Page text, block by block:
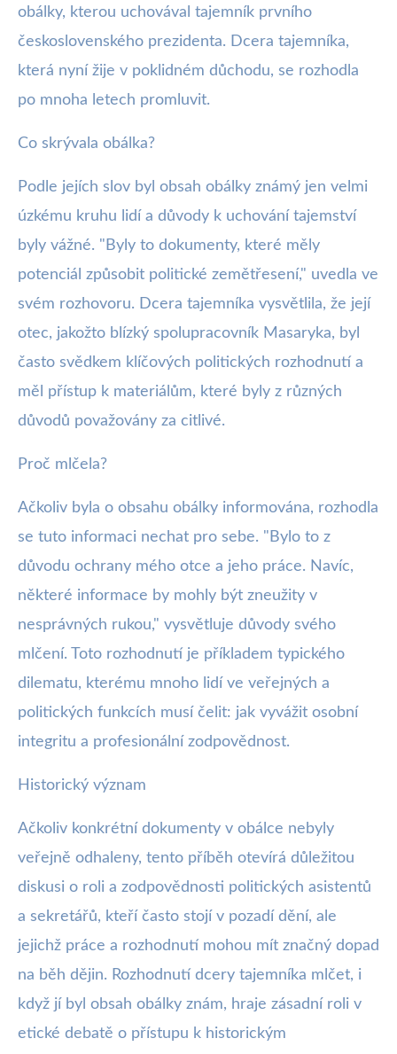
obálky, kterou uchovával tajemník prvního
československého prezidenta. Dcera tajemníka,
která nyní žije v poklidném důchodu, se rozhodla
po mnoha letech promluvit.
Co skrývala obálka?
Podle jejích slov byl obsah obálky známý jen velmi
úzkému kruhu lidí a důvody k uchování tajemství
byly vážné. "Byly to dokumenty, které měly
potenciál způsobit politické zemětřesení," uvedla ve
svém rozhovoru. Dcera tajemníka vysvětlila, že její
otec, jakožto blízký spolupracovník Masaryka, byl
často svědkem klíčových politických rozhodnutí a
měl přístup k materiálům, které byly z různých
důvodů považovány za citlivé.
Proč mlčela?
Ačkoliv byla o obsahu obálky informována, rozhodla
se tuto informaci nechat pro sebe. "Bylo to z
důvodu ochrany mého otce a jeho práce. Navíc,
některé informace by mohly být zneužity v
nesprávných rukou," vysvětluje důvody svého
mlčení. Toto rozhodnutí je příkladem typického
dilematu, kterému mnoho lidí ve veřejných a
politických funkcích musí čelit: jak vyvážit osobní
integritu a profesionální zodpovědnost.
Historický význam
Ačkoliv konkrétní dokumenty v obálce nebyly
veřejně odhaleny, tento příběh otevírá důležitou
diskusi o roli a zodpovědnosti politických asistentů
a sekretářů, kteří často stojí v pozadí dění, ale
jejichž práce a rozhodnutí mohou mít značný dopad
na běh dějin. Rozhodnutí dcery tajemníka mlčet, i
když jí byl obsah obálky znám, hraje zásadní roli v
etické debatě o přístupu k historickým